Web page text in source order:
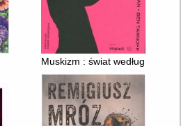
Muskizm : świat według Elona